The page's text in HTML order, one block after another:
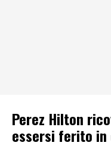
Perez Hilton
essersi ferito